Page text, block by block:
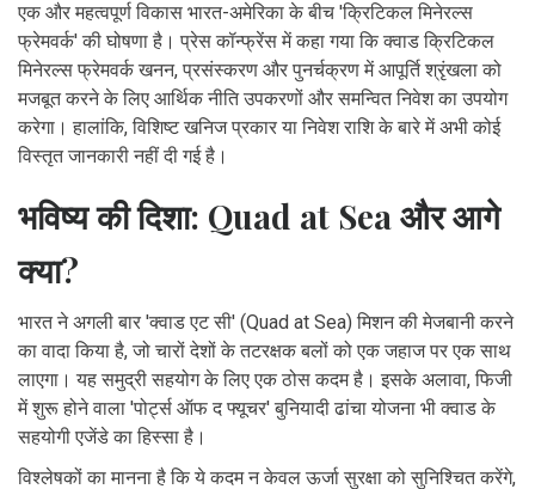
एक और महत्वपूर्ण विकास भारत-अमेरिका के बीच 'क्रिटिकल मिनेरल्स
फ्रेमवर्क' की घोषणा है। प्रेस कॉन्फ्रेंस में कहा गया कि क्वाड क्रिटिकल
मिनेरल्स फ्रेमवर्क खनन, प्रसंस्करण और पुनर्चक्रण में आपूर्ति श्रृंखला को
मजबूत करने के लिए आर्थिक नीति उपकरणों और समन्वित निवेश का उपयोग
करेगा। हालांकि, विशिष्ट खनिज प्रकार या निवेश राशि के बारे में अभी कोई
विस्तृत जानकारी नहीं दी गई है।
भविष्य की दिशा: Quad at Sea और आगे
क्या?
भारत ने अगली बार 'क्वाड एट सी' (Quad at Sea) मिशन की मेजबानी करने
का वादा किया है, जो चारों देशों के तटरक्षक बलों को एक जहाज पर एक साथ
लाएगा। यह समुद्री सहयोग के लिए एक ठोस कदम है। इसके अलावा, फिजी
में शुरू होने वाला 'पोर्ट्स ऑफ द फ्यूचर' बुनियादी ढांचा योजना भी क्वाड के
सहयोगी एजेंडे का हिस्सा है।
विश्लेषकों का मानना है कि ये कदम न केवल ऊर्जा सुरक्षा को सुनिश्चित करेंगे,